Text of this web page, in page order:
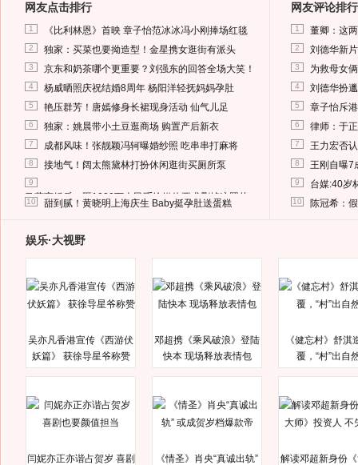
网友点击排行
1 《比利林恩》首映 章子怡范冰冰冯小刚捧场红毯
2 独家：买菜也要拗造型！金星携女逛街有派头
3 京东和奶茶哪个更重要？刘强东的回答全场大笑！
4 杨威晒照庆祝结婚8周年 杨阳洋轻抚妈妈孕肚
5 艳压群芳！唐嫣修身长裙现身活动 仙气儿足
6 独家：姚晨带小土豆逛商场 购置产后新衣
7 成都风味！张靓颖冯轲曝婚纱照 吃串串打麻将
8 接地气！阔太熊黛林打扮休闲逛街买厕所泵
9
马蓉离婚后，砸1000万人民币给媒体要求删掉这照片
10 甜到腻！黄晓明上海庆生 Baby挺孕肚送蛋糕
网友评论排行
1 董卿：这
2 刘德华新
3 为救母女
4 刘德华扮
5 章子怡斥
6 律师：于
7 王力宏否
8 王刚自曝7
9 台媒:40岁
10 陈冠希：
娱乐·大视野
吴亦凡香港宣传《西游伏
妖篇》 获徐导星爷称赞
邓超携《乘风破浪》登陆
快本 现场释放表情包
《健忘村》舒淇
覆，“村”出自
闫妮亦正亦谐占贺岁 喜剧
《情圣》肖央“真诚出轨”
解读邓超新身份